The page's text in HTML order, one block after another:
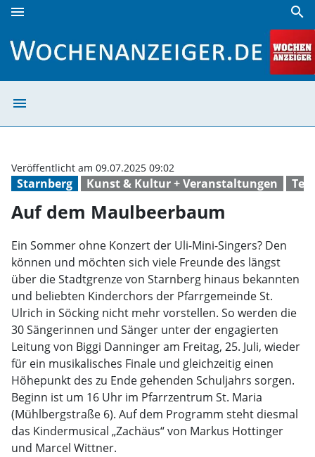
menu search
menu
Starnberg Kunst & Kultur + Veranstaltungen
Veröffentlicht am 09.07.2025 09:02
Auf dem Maulbeerbaum
Ein Sommer ohne Konzert der Uli-Mini-Singers? Den
können und möchten sich viele Freunde des längst
über die Stadtgrenze von Starnberg hinaus bekannten
und beliebten Kinderchors der Pfarrgemeinde St.
Ulrich in Söcking nicht mehr vorstellen. So werden die
30 Sängerinnen und Sänger unter der engagierten
Leitung von Biggi Danninger am Freitag, 25. Juli, wieder
für ein musikalisches Finale und gleichzeitig einen
Höhepunkt des zu Ende gehenden Schuljahrs sorgen.
Beginn ist um 16 Uhr im Pfarrzentrum St. Maria
(Mühlbergstraße 6). Auf dem Programm steht diesmal
das Kindermusical „Zachäus“ von Markus Hottinger
und Marcel Wittner.